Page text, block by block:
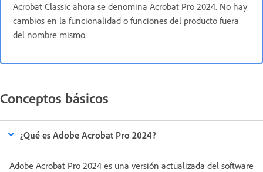
Acrobat Classic ahora se denomina Acrobat Pro 2024. No hay
cambios en la funcionalidad o funciones del producto fuera
del nombre mismo.
Conceptos básicos
¿Qué es Adobe Acrobat Pro 2024?
Adobe Acrobat Pro 2024 es una versión actualizada del software